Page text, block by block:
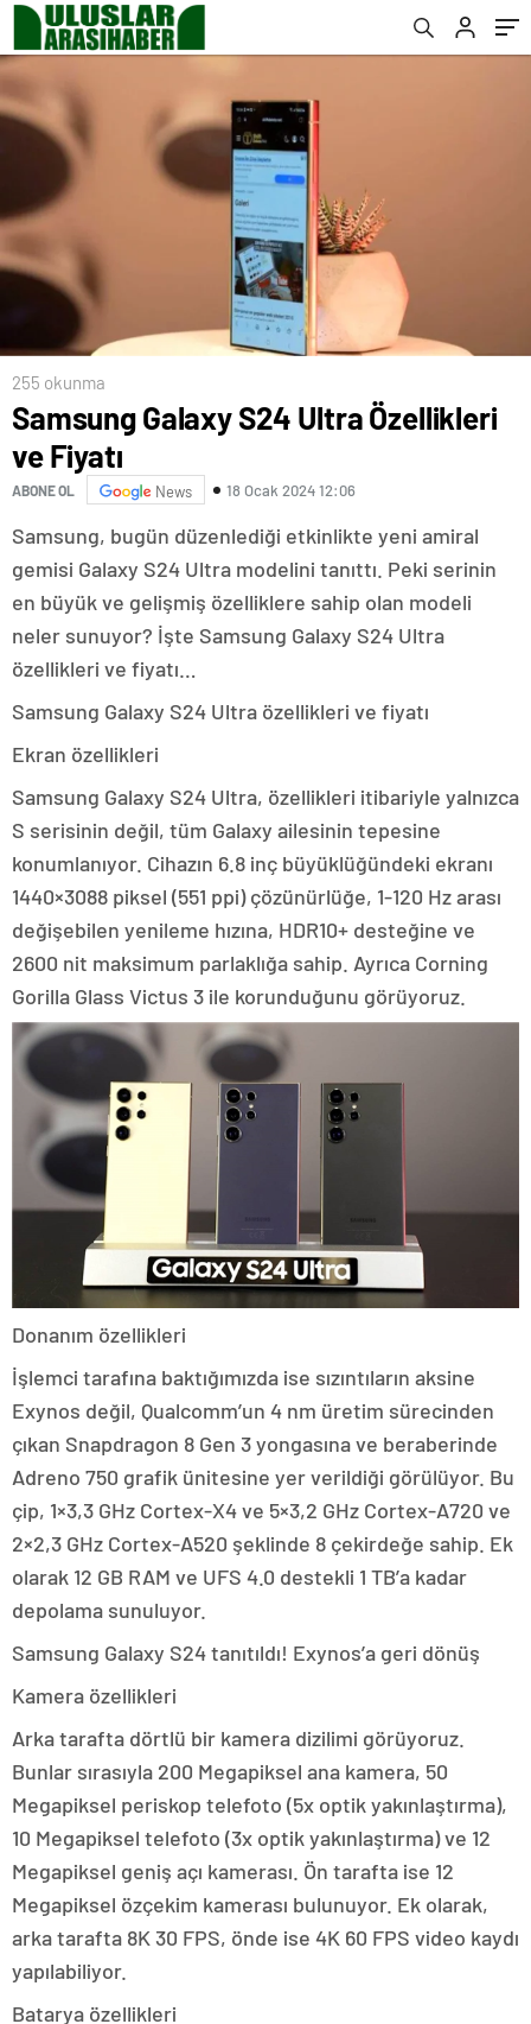
255 okunma
Samsung Galaxy S24 Ultra Özellikleri
ve Fiyatı
ABONE OL News 18 Ocak 2024 12:06
Samsung, bugün düzenlediği etkinlikte yeni amiral
gemisi Galaxy S24 Ultra modelini tanıttı. Peki serinin
en büyük ve gelişmiş özelliklere sahip olan modeli
neler sunuyor? İşte Samsung Galaxy S24 Ultra
özellikleri ve fiyatı…
Samsung Galaxy S24 Ultra özellikleri ve fiyatı
Ekran özellikleri
Samsung Galaxy S24 Ultra, özellikleri itibariyle yalnızca
S serisinin değil, tüm Galaxy ailesinin tepesine
konumlanıyor. Cihazın 6.8 inç büyüklüğündeki ekranı
1440×3088 piksel (551 ppi) çözünürlüğe, 1-120 Hz arası
değişebilen yenileme hızına, HDR10+ desteğine ve
2600 nit maksimum parlaklığa sahip. Ayrıca Corning
Gorilla Glass Victus 3 ile korunduğunu görüyoruz.
Donanım özellikleri
İşlemci tarafına baktığımızda ise sızıntıların aksine
Exynos değil, Qualcomm’un 4 nm üretim sürecinden
çıkan Snapdragon 8 Gen 3 yongasına ve beraberinde
Adreno 750 grafik ünitesine yer verildiği görülüyor. Bu
çip, 1×3,3 GHz Cortex-X4 ve 5×3,2 GHz Cortex-A720 ve
2×2,3 GHz Cortex-A520 şeklinde 8 çekirdeğe sahip. Ek
olarak 12 GB RAM ve UFS 4.0 destekli 1 TB’a kadar
depolama sunuluyor.
Samsung Galaxy S24 tanıtıldı! Exynos’a geri dönüş
Kamera özellikleri
Arka tarafta dörtlü bir kamera dizilimi görüyoruz.
Bunlar sırasıyla 200 Megapiksel ana kamera, 50
Megapiksel periskop telefoto (5x optik yakınlaştırma),
10 Megapiksel telefoto (3x optik yakınlaştırma) ve 12
Megapiksel geniş açı kamerası. Ön tarafta ise 12
Megapiksel özçekim kamerası bulunuyor. Ek olarak,
arka tarafta 8K 30 FPS, önde ise 4K 60 FPS video kaydı
yapılabiliyor.
Batarya özellikleri